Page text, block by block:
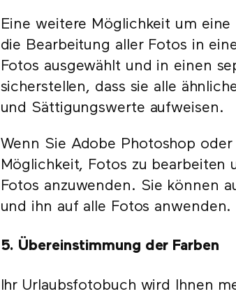
Eine weitere Möglichkeit um
die Bearbeitung aller Fotos in
Fotos ausgewählt und in einen
sicherstellen, dass sie alle
und Sättigungswerte aufweisen.
Wenn Sie Adobe Photoshop
Möglichkeit, Fotos zu bearbeiten
Fotos anzuwenden. Sie können
und ihn auf alle Fotos anwenden.
5. Übereinstimmung der Farben
Ihr Urlaubsfotobuch wird Ihnen